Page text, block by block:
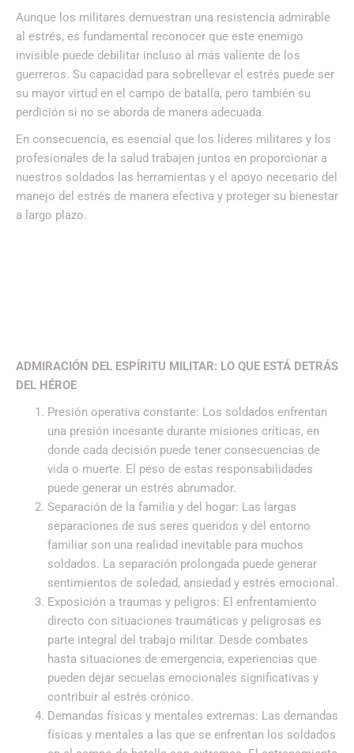
Aunque los militares demuestran una resistencia admirable
al estrés, es fundamental reconocer que este enemigo
invisible puede debilitar incluso al más valiente de los
guerreros. Su capacidad para sobrellevar el estrés puede ser
su mayor virtud en el campo de batalla, pero también su
perdición si no se aborda de manera adecuada.
En consecuencia, es esencial que los líderes militares y los
profesionales de la salud trabajen juntos en proporcionar a
nuestros soldados las herramientas y el apoyo necesario del
manejo del estrés de manera efectiva y proteger su bienestar
a largo plazo.
ADMIRACIÓN DEL ESPÍRITU MILITAR: LO QUE ESTÁ DETRÁS
DEL HÉROE
Presión operativa constante: Los soldados enfrentan
una presión incesante durante misiones críticas, en
donde cada decisión puede tener consecuencias de
vida o muerte. El peso de estas responsabilidades
puede generar un estrés abrumador.
Separación de la familia y del hogar: Las largas
separaciones de sus seres queridos y del entorno
familiar son una realidad inevitable para muchos
soldados. La separación prolongada puede generar
sentimientos de soledad, ansiedad y estrés emocional.
Exposición a traumas y peligros: El enfrentamiento
directo con situaciones traumáticas y peligrosas es
parte integral del trabajo militar. Desde combates
hasta situaciones de emergencia, experiencias que
pueden dejar secuelas emocionales significativas y
contribuir al estrés crónico.
Demandas físicas y mentales extremas: Las demandas
físicas y mentales a las que se enfrentan los soldados